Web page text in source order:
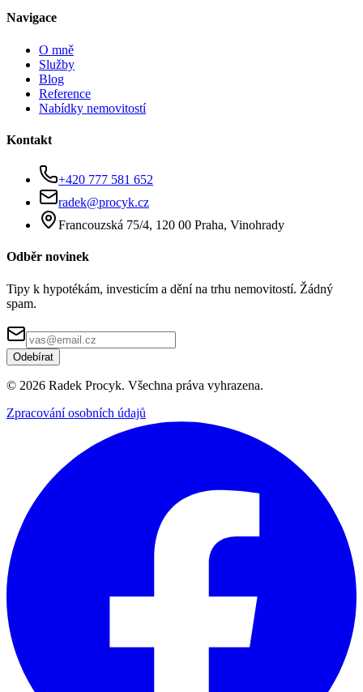
Navigace
O mně
Služby
Blog
Reference
Nabídky nemovitostí
Kontakt
+420 777 581 652
radek@procyk.cz
Francouzská 75/4, 120 00 Praha, Vinohrady
Odběr novinek
Tipy k hypotékám, investicím a dění na trhu nemovitostí. Žádný
spam.
Odebírat
© 2026 Radek Procyk. Všechna práva vyhrazena.
Zpracování osobních údajů